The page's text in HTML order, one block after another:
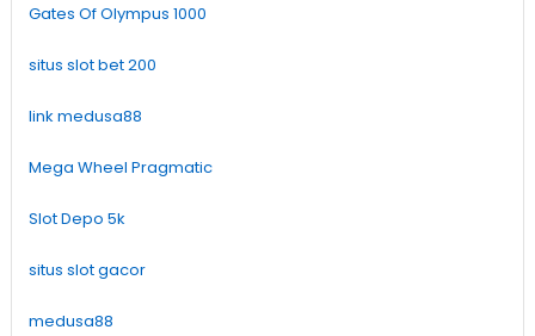
Gates Of Olympus 1000
situs slot bet 200
link medusa88
Mega Wheel Pragmatic
Slot Depo 5k
situs slot gacor
medusa88